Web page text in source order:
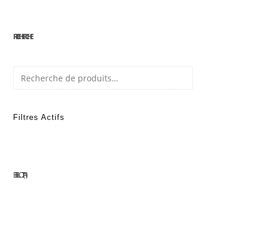
RECHERCHE
Filtres Actifs
BELLOTA1